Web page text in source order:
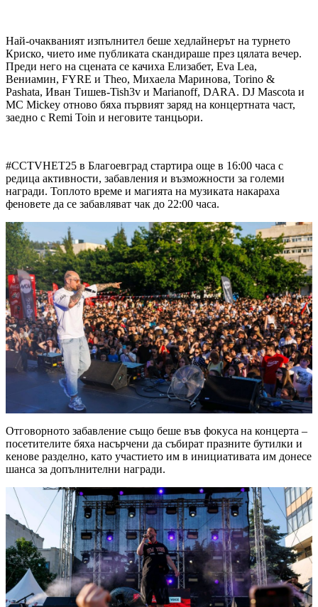
Най-очакваният изпълнител беше хедлайнерът на турнето
Криско, чието име публиката скандираше през цялата вечер.
Преди него на сцената се качиха Елизабет, Eva Lea,
Вениамин, FYRE и Theo, Михаела Маринова, Torino &
Pashata, Иван Тишев-Tish3v и Marianoff, DARA. DJ Mascota и
MC Mickey отново бяха първият заряд на концертната част,
заедно с Remi Toin и неговите танцьори.
#CCTVHET25 в Благоевград стартира още в 16:00 часа с
редица активности, забавления и възможности за големи
награди. Топлото време и магията на музиката накараха
феновете да се забавляват чак до 22:00 часа.
Отговорното забавление също беше във фокуса на концерта –
посетителите бяха насърчени да събират празните бутилки и
кенове разделно, като участието им в инициативата им донесе
шанса за допълнителни награди.